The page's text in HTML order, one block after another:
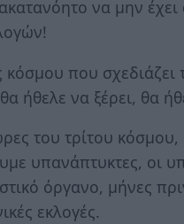
να μην
που σχεδιάζει
ήθελε να ξέρει, θα
του τρίτου
υπανάπτυκτες, οι
όργανο, μήνες
εκλογές.